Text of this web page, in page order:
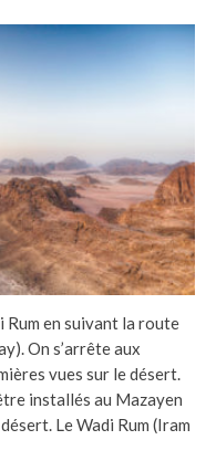
Rum en suivant la route
On s’arrête aux
vues sur le désert.
installés au Mazayen
Le Wadi Rum (Iram